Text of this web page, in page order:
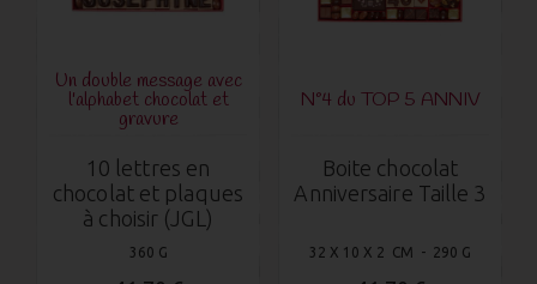
Un double message avec
l'alphabet chocolat et
gravure
10 lettres en
chocolat et plaques
à choisir (JGL)
360 G
N°4 du TOP 5 ANNIV
Boite chocolat
Anniversaire Taille 3
32 X 10 X 2 CM - 290 G